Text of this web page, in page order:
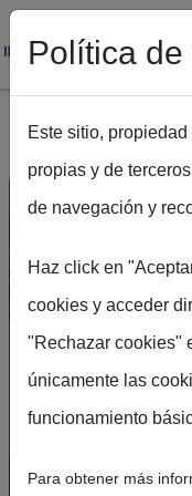
Pasar al contenido
Crea tu
Portal
Podrás acceder
Política
Este sitio,
propias y de
de navegación y
Haz click en
cookies y acceder
"Rechazar cookies"
únicamente las
funcionamiento
Para obtener más